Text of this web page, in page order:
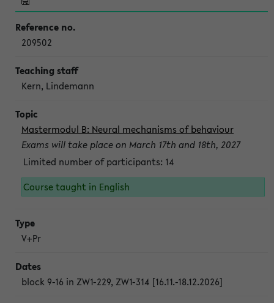
209502
Kern, Lindemann
Mastermodul B: Neural mechanisms of behaviour
Exams will take place on March 17th and 18th, 2027
Limited number of participants: 14
Course taught in English
V+Pr
block 9-16 in ZW1-229, ZW1-314 [16.11.-18.12.2026]